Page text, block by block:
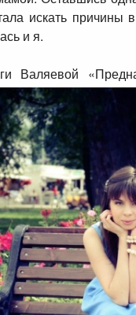
искать причины
и я.
Валяевой